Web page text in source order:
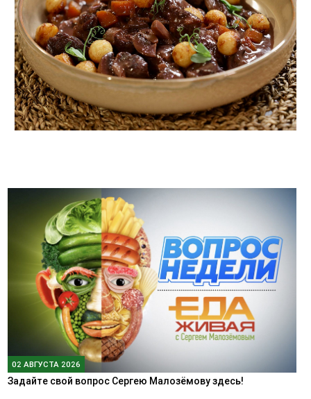
02 АВГУСТА 2026
Задайте свой вопрос Сергею Малозёмову здесь!